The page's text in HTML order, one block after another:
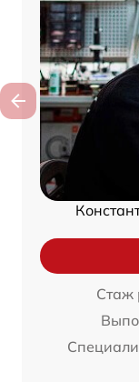
Стаж